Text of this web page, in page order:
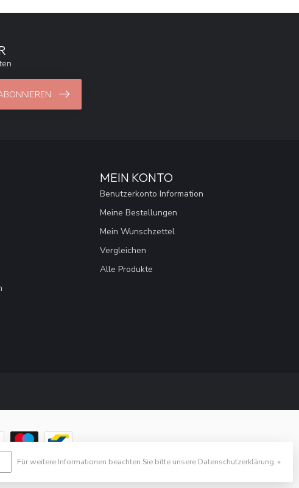
MEIN KONTO
Benutzerkonto Information
Meine Bestellungen
Mein Wunschzettel
Vergleichen
Alle Produkte
Für weitere Informationen beachten Sie bitte unsere Datenschutzerklärung. »